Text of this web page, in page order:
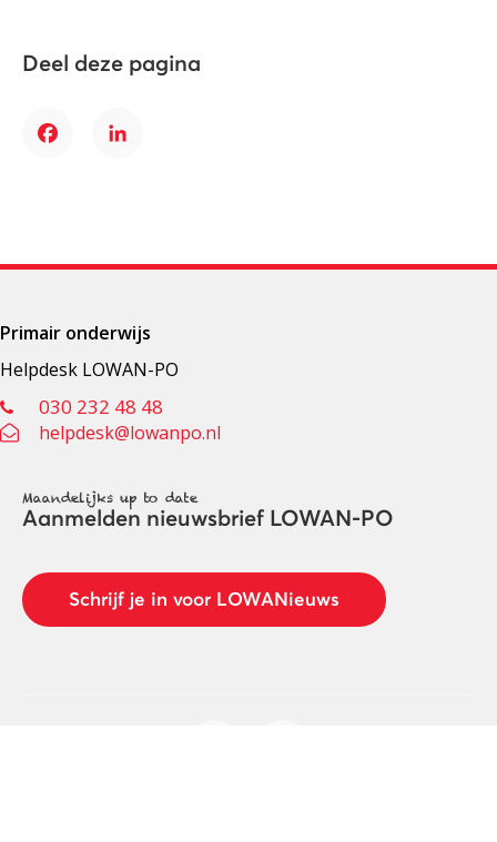
Deel deze pagina
FacebookLinkedIn
Primair onderwijs
Helpdesk LOWAN-PO
030 232 48 48
helpdesk@lowanpo.nl
Maandelijks up to date
Aanmelden nieuwsbrief LOWAN-PO
Schrijf je in voor LOWANieuws